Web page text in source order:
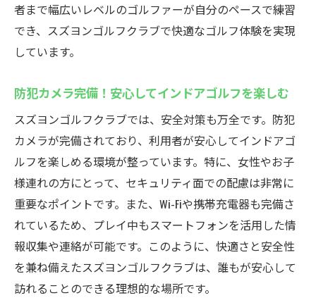
者まで幅広いレベルのゴルファーが自分のペースで練習
でき、スズヨンゴルフクラブで快適なゴルフ体験を実現
しています。
防犯カメラ完備！安心してインドアゴルフを楽しむ
スズヨンゴルフクラブでは、安全対策も万全です。防犯
カメラが完備されており、利用者が安心してインドアゴ
ルフを楽しめる環境が整っています。特に、女性やお子
様連れの方にとって、セキュリティ面での配慮は非常に
重要なポイントです。また、Wi-Fiや携帯充電器も完備さ
れているため、プレイ中もスマートフォンを活用した情
報収集や連絡が可能です。このように、快適さと安全性
を兼ね備えたスズヨンゴルフクラブは、誰もが安心して
訪れることのできる理想的な場所です。